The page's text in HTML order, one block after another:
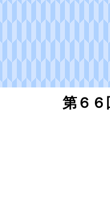
第６６